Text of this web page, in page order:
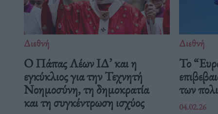
Διεθνή
Ο Πάπας Λέων ΙΔ’ και η
εγκύκλιος για την Τεχνητή
Νοημοσύνη, τη δημοκρατία
και τη συγκέντρωση ισχύος
Διεθνή
Το
των
04.02.26